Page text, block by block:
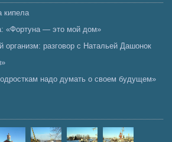
кипела
«Фортуна — это мой дом»
организм: разговор с Натальей Дашонок
надо думать о своем будущем»